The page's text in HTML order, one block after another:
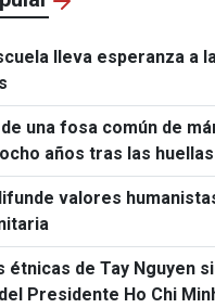
lleva esperanza a
una fosa común de
años tras las
valores
étnicas de Tay Nguyen
Presidente Ho Chi